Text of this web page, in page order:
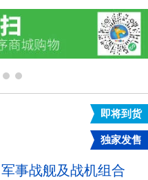
即将到货
独家发售
事战舰及战机组合